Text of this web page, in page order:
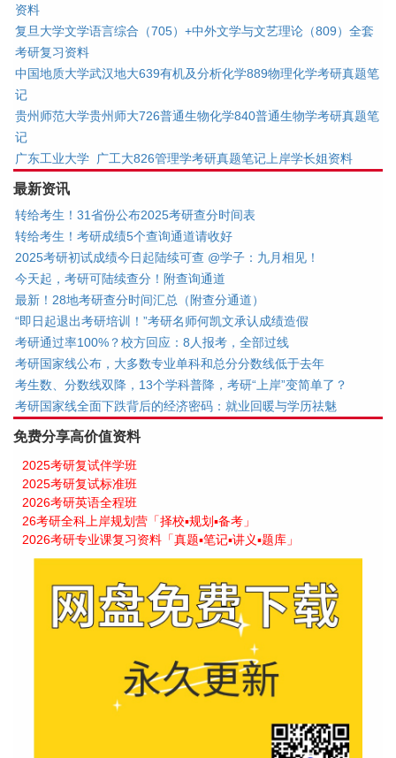
资料
复旦大学文学语言综合（705）+中外文学与文艺理论（809）全套
考研复习资料
中国地质大学武汉地大639有机及分析化学889物理化学考研真题笔
记
贵州师范大学贵州师大726普通生物化学840普通生物学考研真题笔
记
广东工业大学 广工大826管理学考研真题笔记上岸学长姐资料
最新资讯
转给考生！31省份公布2025考研查分时间表
转给考生！考研成绩5个查询通道请收好
2025考研初试成绩今日起陆续可查 @学子：九月相见！
今天起，考研可陆续查分！附查询通道
最新！28地考研查分时间汇总（附查分通道）
“即日起退出考研培训！”考研名师何凯文承认成绩造假
考研通过率100%？校方回应：8人报考，全部过线
考研国家线公布，大多数专业单科和总分分数线低于去年
考生数、分数线双降，13个学科普降，考研“上岸”变简单了？
考研国家线全面下跌背后的经济密码：就业回暖与学历祛魅
免费分享高价值资料
2025考研复试伴学班
2025考研复试标准班
2026考研英语全程班
26考研全科上岸规划营「择校▪规划▪备考」
2026考研专业课复习资料「真题▪笔记▪讲义▪题库」